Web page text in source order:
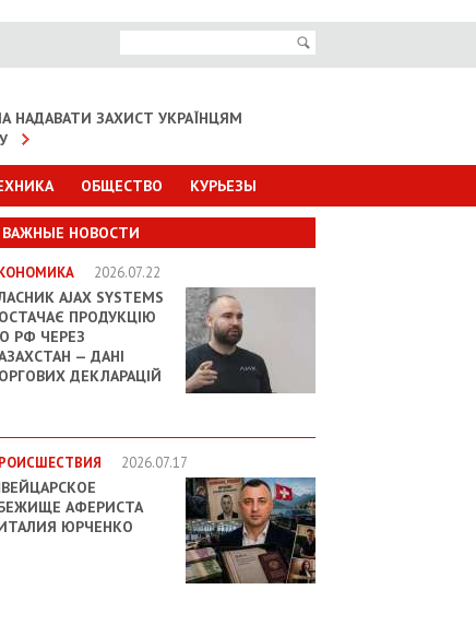
НАДАВАТИ ЗАХИСТ УКРАЇНЦЯМ
ОБЩЕСТВО КУРЬЕЗЫ
ВАЖНЫЕ НОВОСТИ
2026.07.22
AJAX SYSTEMS
ПРОДУКЦІЮ
РФ ЧЕРЕЗ
— ДАНІ
ДЕКЛАРАЦІЙ
2026.07.17
АФЕРИСТА
ЮРЧЕНКО